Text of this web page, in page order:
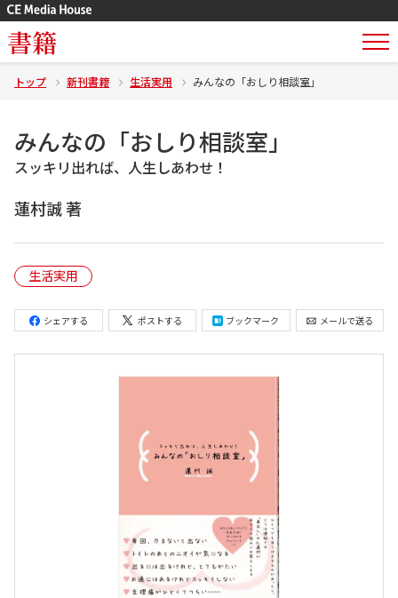
書籍
トップ 新刊書籍 生活実用 みんなの「おしり相談室」
みんなの「おしり相談室」
スッキリ出れば、人生しあわせ！
蓮村誠 著
生活実用
シェアする ポストする ブックマーク メールで送る